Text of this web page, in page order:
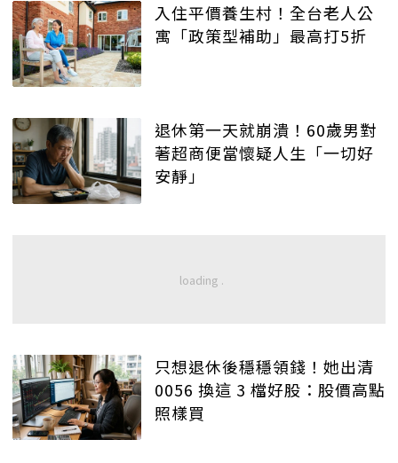
入住平價養生村！全台老人公
寓「政策型補助」最高打5折
退休第一天就崩潰！60歲男對
著超商便當懷疑人生「一切好
安靜」
只想退休後穩穩領錢！她出清
0056 換這 3 檔好股：股價高點
照樣買